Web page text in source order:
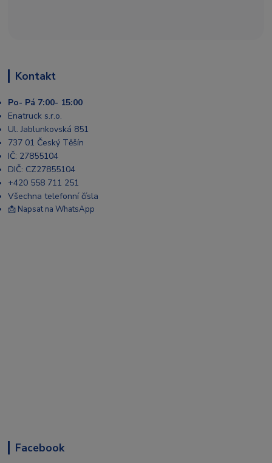
Kontakt
Po- Pá 7:00- 15:00
Enatruck s.r.o.
Ul. Jablunkovská 851
737 01 Český Těšín
IČ: 27855104
DIČ: CZ27855104
+420 558 711 251
Všechna telefonní čísla
📩 Napsat na WhatsApp
Facebook